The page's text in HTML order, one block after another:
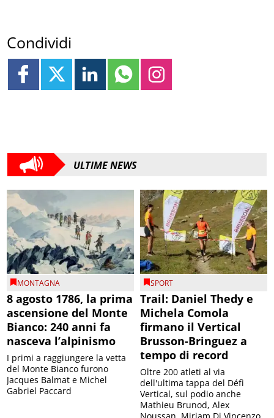
Condividi
ULTIME NEWS
MONTAGNA
8 agosto 1786, la prima
ascensione del Monte
Bianco: 240 anni fa
nasceva l’alpinismo
I primi a raggiungere la vetta
del Monte Bianco furono
Jacques Balmat e Michel
Gabriel Paccard
SPORT
Trail: Daniel Thedy e
Michela Comola
firmano il Vertical
Brusson-Bringuez a
tempo di record
Oltre 200 atleti al via
dell'ultima tappa del Défì
Vertical, sul podio anche
Mathieu Brunod, Alex